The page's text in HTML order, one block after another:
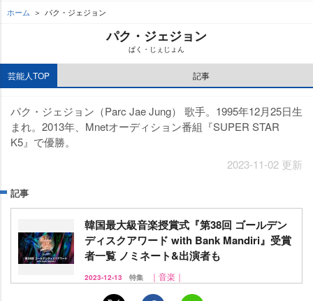
ホーム パク・ジェジョン
パク・ジェジョン
ぱく・じぇじょん
芸能人TOP 記事
パク・ジェジョン（Parc Jae Jung） 歌手。1995年12月25日生
まれ。2013年、Mnetオーディション番組『SUPER STAR
K5』で優勝。
2023-11-02 更新
記事
韓国最大級音楽授賞式『第38回 ゴールデン
ディスクアワード with Bank Mandiri』受賞
者一覧 ノミネート&出演者も
2023-12-13 特集 ｜音楽｜